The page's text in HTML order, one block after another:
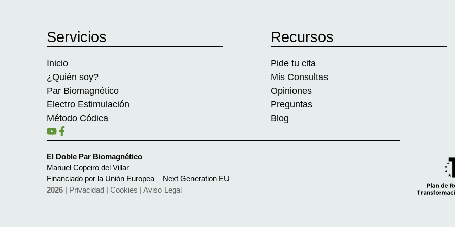
Servicios
Inicio
¿Quién soy?
Par Biomagnético
Electro Estimulación
Método Códica
Recursos
Pide tu cita
Mis Consultas
Opiniones
Preguntas
Blog
El Doble Par Biomagnético
Manuel Copeiro del Villar
Financiado por la Unión Europea – Next Generation EU
2026 | Privacidad | Cookies | Aviso Legal